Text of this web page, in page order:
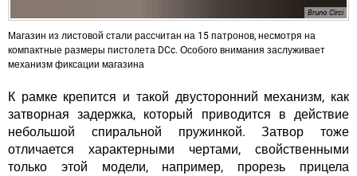
Bruno Circi
Магазин из листовой стали рассчитан на 15 патронов, несмотря на
компактные размеры пистолета DCc. Особого внимания заслуживает
механизм фиксации магазина
К рамке крепится и такой двусторонний механизм, как
затворная задержка, который приводится в действие
небольшой спиральной пружинкой. Затвор тоже
отличается характерными чертами, свойственными
только этой модели, например, прорезь прицела